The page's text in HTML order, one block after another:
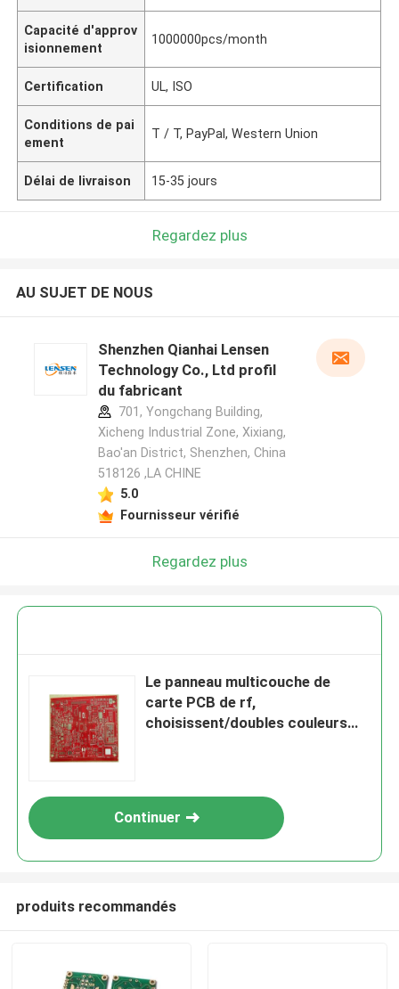
Capacité d'approv
isionnement
1000000pcs/month
Certification UL, ISO
Conditions de pai
ement
T / T, PayPal, Western Union
Délai de livraison 15-35 jours
Regardez plus
AU SUJET DE NOUS
Shenzhen Qianhai Lensen
Technology Co., Ltd profil
du fabricant
701, Yongchang Building,
Xicheng Industrial Zone, Xixiang,
Bao'an District, Shenzhen, China
518126 ,LA CHINE
5.0
Fournisseur vérifié
Regardez plus
Le panneau multicouche de
carte PCB de rf,
choisissent/doubles couleurs
Continuer
produits recommandés